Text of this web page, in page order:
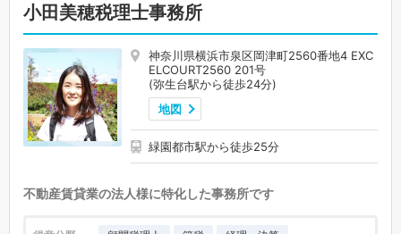
小田美穂税理士事務所
神奈川県横浜市泉区岡津町2560番地4 EXC
ELCOURT2560 201号
(弥生台駅から徒歩24分)
地図
緑園都市駅から徒歩25分
不動産賃貸業の法人様に特化した事務所です